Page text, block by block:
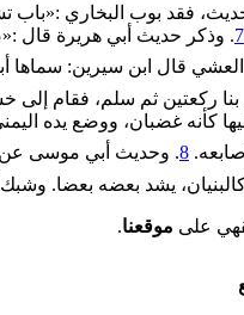
فقد بوب البخاري :«‌‌باب
7. وذكر حديث أبي هريرة قال
قال ابن سيرين: سماها
ركعتين ثم سلم، فقام إلى
كأنه غضبان، ووضع يده
8. وحديث أبي موسى
يشد بعضه بعضا.
على موقعنا.